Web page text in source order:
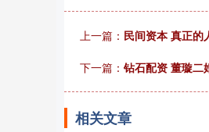
上一篇： 民间资本 真正的
下一篇： 钻石配资 董璇二
相关文章